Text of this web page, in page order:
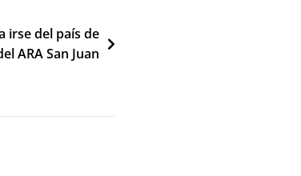
irse del país de
ARA San Juan